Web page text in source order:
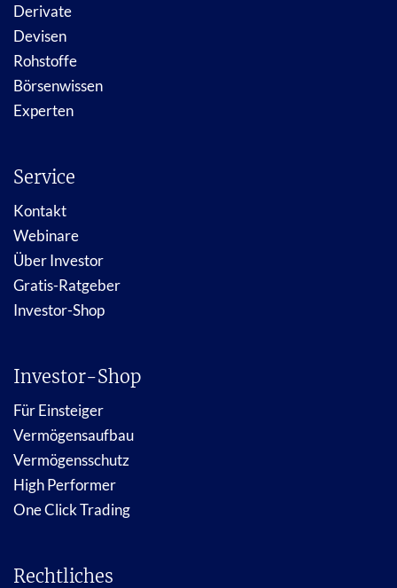
Derivate
Devisen
Rohstoffe
Börsenwissen
Experten
Service
Kontakt
Webinare
Über Investor
Gratis-Ratgeber
Investor-Shop
Investor-Shop
Für Einsteiger
Vermögensaufbau
Vermögensschutz
High Performer
One Click Trading
Rechtliches